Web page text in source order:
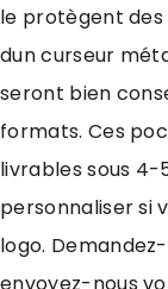
le protègent des
dun curseur
seront bien
formats. Ces
livrables sous 4-
personnaliser si
logo.
envoyez-nous